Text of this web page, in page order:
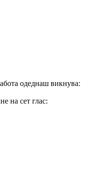
одеднаш викнува:
на сет глас: